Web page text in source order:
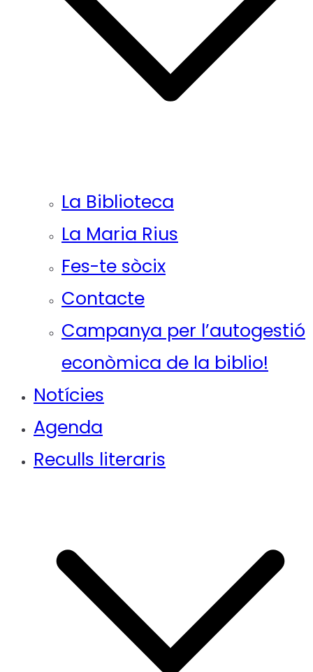
La Biblioteca
La Maria Rius
Fes-te sòcix
Contacte
Campanya per l’autogestió
econòmica de la biblio!
Notícies
Agenda
Reculls literaris